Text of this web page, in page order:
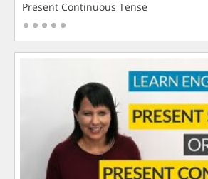
Present Continuous Tense